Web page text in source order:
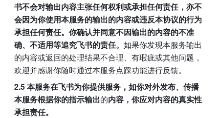
书不会对输出内容主张任何权利或承担任何责任，亦不
会因为你使用本服务的输出的内容或违反本协议的行为
承担任何责任。你确认并同意不因输出的内容的不准
确、不适用等追究飞书的责任。 如果你发现本服务输出
的内容或返回的处理结果不合理、有瑕疵或其他问题，
欢迎并感谢你随时通过本服务点踩功能进行反馈。
2.5 本服务在飞书为你提供服务，如你对外发布、传播
本服务根据你的指示输出的内容，你应对内容的真实性
承担责任。